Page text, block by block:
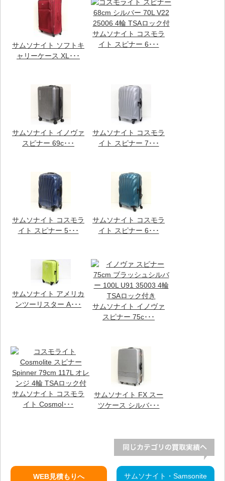
サムソナイト ソフトキ
ャリーケース XL･･･
サムソナイト コスモラ
イト スピナー 6･･･
サムソナイト イノヴァ
スピナー 69c･･･
サムソナイト コスモラ
イト スピナー 7･･･
サムソナイト コスモラ
イト スピナー 5･･･
サムソナイト コスモラ
イト スピナー 6･･･
サムソナイト アメリカ
ンツーリスター A･･･
サムソナイト イノヴァ
スピナー 75c･･･
サムソナイト コスモラ
イト Cosmol･･･
サムソナイト FX スー
ツケース シルバ･･･
WEB見積もりへ サムソナイト・Samsonite